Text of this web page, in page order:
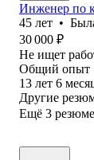
Инженер по
45 лет •
30 000 ₽
Не ищет
Общий опыт
13 лет 6
Другие
Ещё 3 резюме